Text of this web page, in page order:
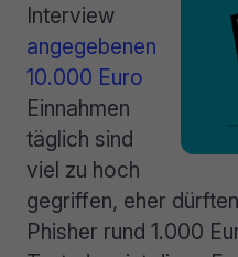
Interview
angegebenen
10.000 Euro
Einnahmen
täglich sind
viel zu hoch
gegriffen, eher
Phisher rund 1.000